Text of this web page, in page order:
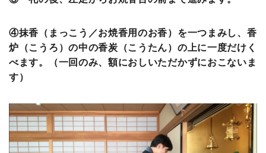
④抹香（まっこう／お焼香用のお香）を一つまみし、香
炉（こうろ）の中の香炭（こうたん）の上に一度だけく
べます。（一回のみ、額におしいただかずにおこないま
す）